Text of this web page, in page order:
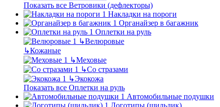
Показать все Ветровики (дефлекторы)
Накладки на пороги
Органайзер в багажник
Оплетки на руль
↳Велюровые
↳Кожаные
↳Меховые
↳Со стразами
↳Экокожа
Показать все Оплетки на руль
Автомобильные подушки
Логотипы (шильдик)